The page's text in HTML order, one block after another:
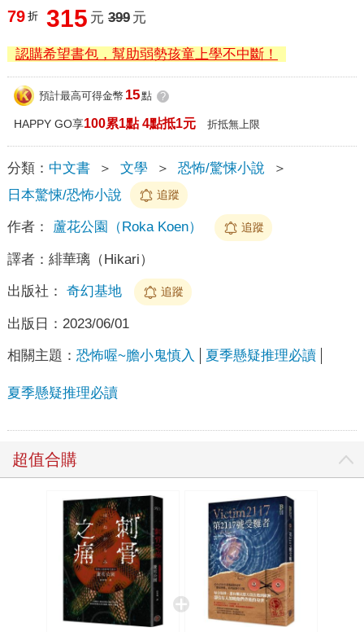
79 折 315 元 399 元
認購希望書包，幫助弱勢孩童上學不中斷！
預計最高可得金幣 15點 ?
HAPPY GO享100累1點 4點抵1元 折抵無上限
分類： 中文書 ＞ 文學 ＞ 恐怖/驚悚小說
＞
日本驚悚/恐怖小說
追蹤
作者： 蘆花公園（Roka Koen） 追蹤
譯者： 緋華璃（Hikari）
出版社： 奇幻基地 追蹤
出版日： 2023/06/01
相關主題： 恐怖喔~膽小鬼慎入 夏季懸疑推理必讀
夏季懸疑推理必讀
超值合購